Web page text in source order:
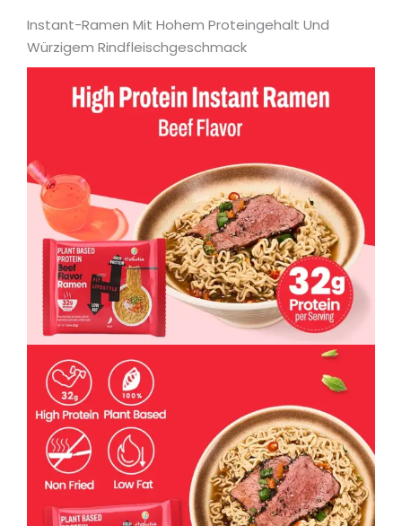
Instant-Ramen Mit Hohem Proteingehalt Und
Würzigem Rindfleischgeschmack